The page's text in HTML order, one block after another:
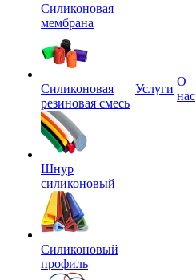
Силиконовая
мембрана
Силиконовая
резиновая смесь
Шнур
силиконовый
Силиконовый
профиль
Услуги
О
нас